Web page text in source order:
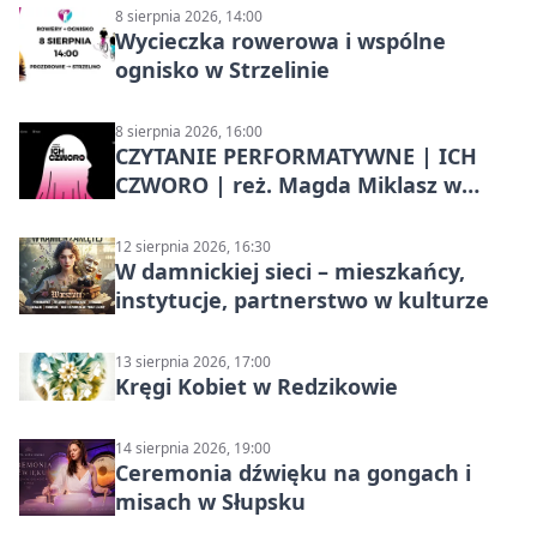
8 sierpnia 2026, 14:00
Wycieczka rowerowa i wspólne
ognisko w Strzelinie
8 sierpnia 2026, 16:00
CZYTANIE PERFORMATYWNE | ICH
CZWORO | reż. Magda Miklasz w
12 sierpnia 2026, 16:30
W damnickiej sieci – mieszkańcy,
instytucje, partnerstwo w kulturze
13 sierpnia 2026, 17:00
Kręgi Kobiet w Redzikowie
14 sierpnia 2026, 19:00
Ceremonia dźwięku na gongach i
misach w Słupsku